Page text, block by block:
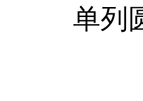
单列